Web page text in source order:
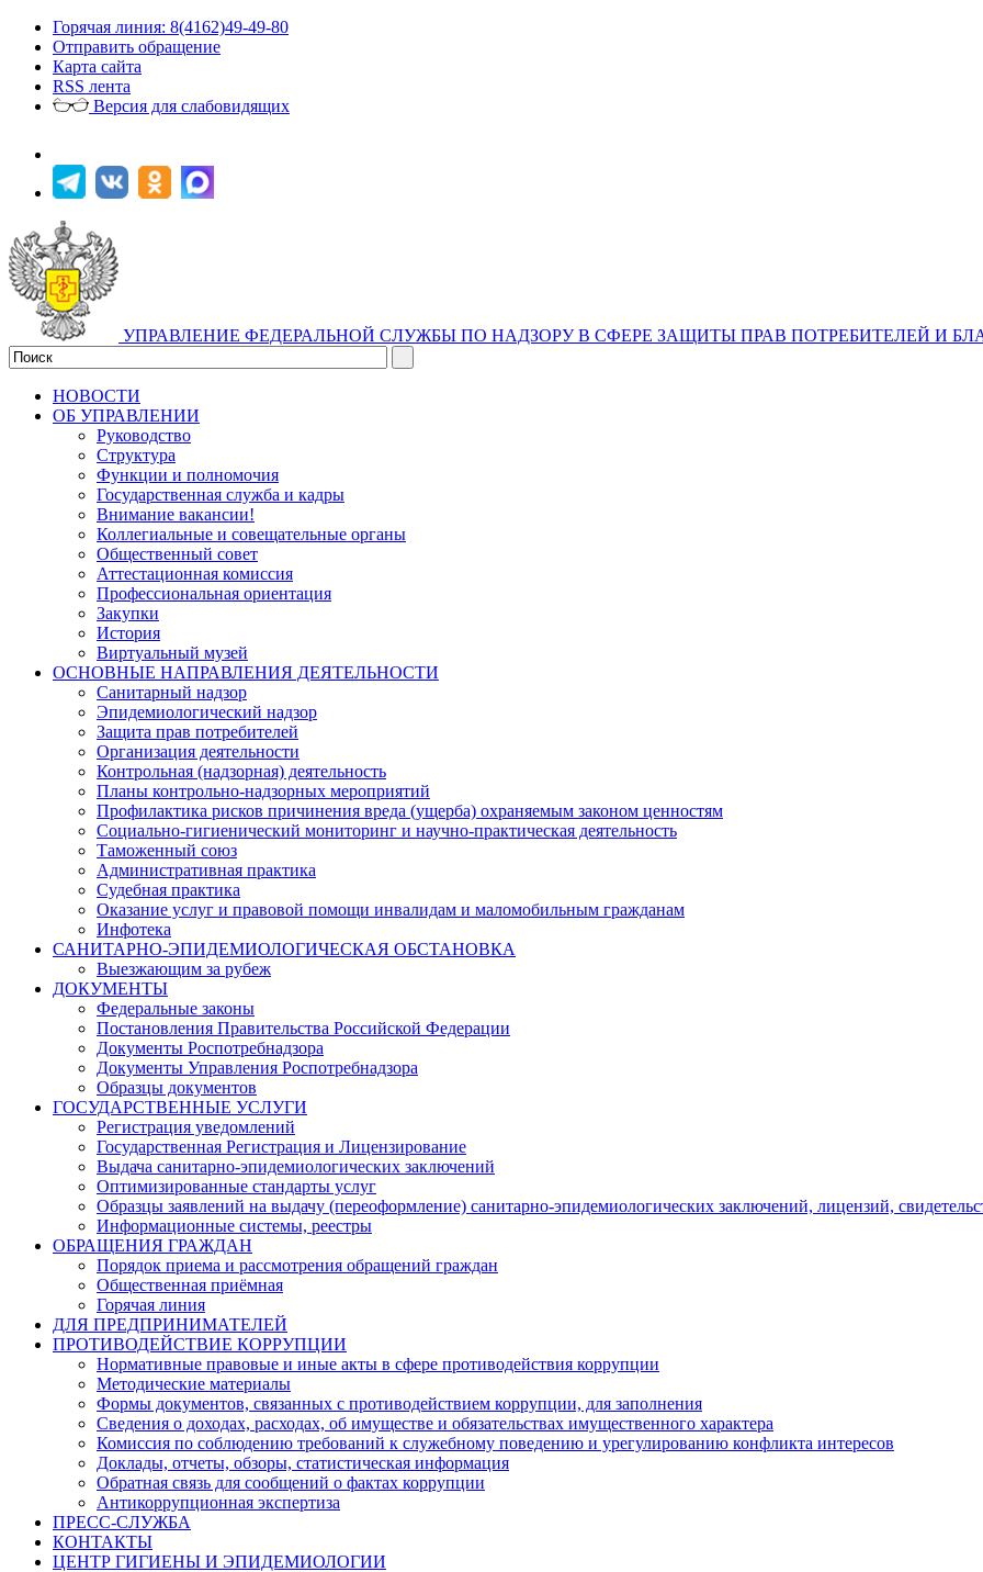
Горячая линия: 8(4162)49-49-80
Отправить обращение
Карта сайта
RSS лента
Версия для слабовидящих
УПРАВЛЕНИЕ ФЕДЕРАЛЬНОЙ СЛУЖБЫ ПО НАДЗОРУ В СФЕРЕ ЗАЩИТЫ ПРАВ ПОТРЕБИТЕЛЕЙ И
НОВОСТИ
ОБ УПРАВЛЕНИИ
Руководство
Структура
Функции и полномочия
Государственная служба и кадры
Внимание вакансии!
Коллегиальные и совещательные органы
Общественный совет
Аттестационная комиссия
Профессиональная ориентация
Закупки
История
Виртуальный музей
ОСНОВНЫЕ НАПРАВЛЕНИЯ ДЕЯТЕЛЬНОСТИ
Санитарный надзор
Эпидемиологический надзор
Защита прав потребителей
Организация деятельности
Контрольная (надзорная) деятельность
Планы контрольно-надзорных мероприятий
Профилактика рисков причинения вреда (ущерба) охраняемым законом ценностям
Социально-гигиенический мониторинг и научно-практическая деятельность
Таможенный союз
Административная практика
Судебная практика
Оказание услуг и правовой помощи инвалидам и маломобильным гражданам
Инфотека
САНИТАРНО-ЭПИДЕМИОЛОГИЧЕСКАЯ ОБСТАНОВКА
Выезжающим за рубеж
ДОКУМЕНТЫ
Федеральные законы
Постановления Правительства Российской Федерации
Документы Роспотребнадзора
Документы Управления Роспотребнадзора
Образцы документов
ГОСУДАРСТВЕННЫЕ УСЛУГИ
Регистрация уведомлений
Государственная Регистрация и Лицензирование
Выдача санитарно-эпидемиологических заключений
Оптимизированные стандарты услуг
Образцы заявлений на выдачу (переоформление) санитарно-эпидемиологических заключений, лицензий,
Информационные системы, реестры
ОБРАЩЕНИЯ ГРАЖДАН
Порядок приема и рассмотрения обращений граждан
Общественная приёмная
Горячая линия
ДЛЯ ПРЕДПРИНИМАТЕЛЕЙ
ПРОТИВОДЕЙСТВИЕ КОРРУПЦИИ
Нормативные правовые и иные акты в сфере противодействия коррупции
Методические материалы
Формы документов, связанных с противодействием коррупции, для заполнения
Сведения о доходах, расходах, об имуществе и обязательствах имущественного характера
Комиссия по соблюдению требований к служебному поведению и урегулированию конфликта интересов
Доклады, отчеты, обзоры, статистическая информация
Обратная связь для сообщений о фактах коррупции
Антикоррупционная экспертиза
ПРЕСС-СЛУЖБА
КОНТАКТЫ
ЦЕНТР ГИГИЕНЫ И ЭПИДЕМИОЛОГИИ